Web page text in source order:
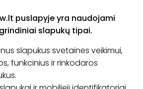
puslapyje yra naudojami
slapukų tipai.
slapukus svetainės veikimui,
funkcinius ir rinkodaros
su privatumo politika